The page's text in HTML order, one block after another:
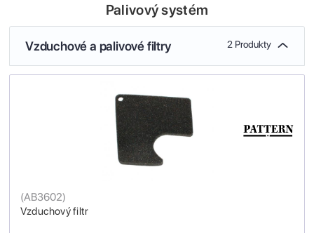
Palivový systém
Vzduchové a palivové filtry 2 Produkty
Vzduchový filtr
(AB3602)